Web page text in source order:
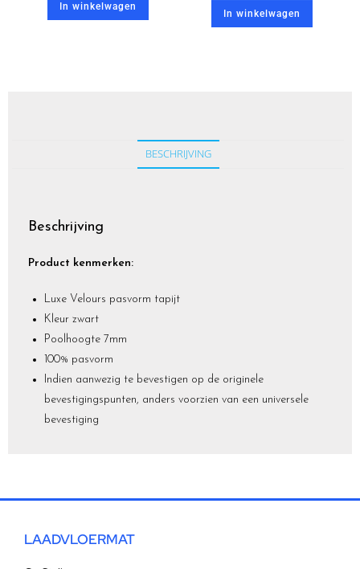
In winkelwagen
In winkelwagen
BESCHRIJVING
Beschrijving
Product kenmerken:
Luxe Velours pasvorm tapijt
Kleur zwart
Poolhoogte 7mm
100% pasvorm
Indien aanwezig te bevestigen op de originele
bevestigingspunten, anders voorzien van een universele
bevestiging
LAADVLOERMAT